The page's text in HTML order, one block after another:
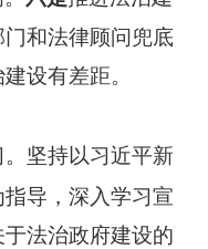
和法律顾问兜底
设有差距。
坚持以习近平新
导，深入学习宣
法治政府建设的